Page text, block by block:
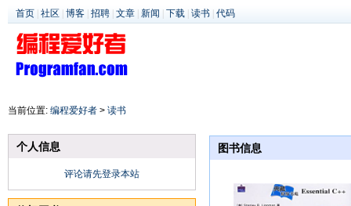
首页 社区 博客 招聘 文章 新闻 下载 读书 代码
当前位置: 编程爱好者 > 读书
个人信息
评论请先登录本站
图书信息